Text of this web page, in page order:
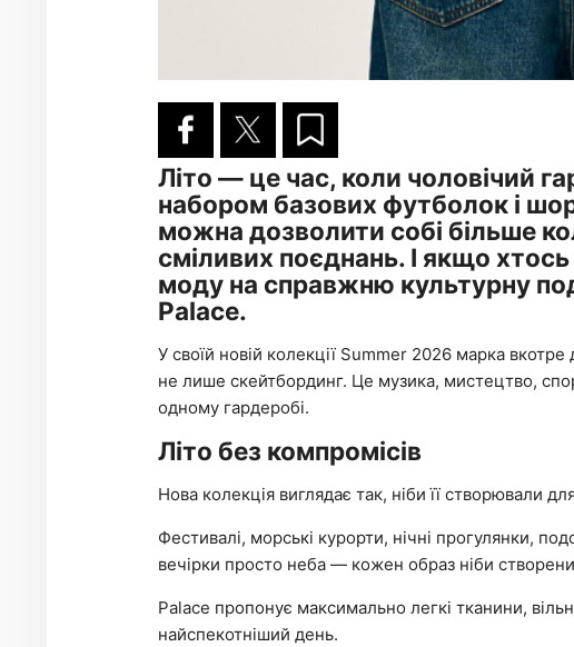
Літо — це час, коли чоловічий
набором базових футболок і
можна дозволити собі більше
сміливих поєднань. І якщо
моду на справжню культурну
Palace.
У своїй новій колекції Summer 2026 марка
не лише скейтбординг. Це музика, мистецтво,
одному гардеробі.
Літо без компромісів
Нова колекція виглядає так, ніби її створювали
Фестивалі, морські курорти, нічні прогулянки,
вечірки просто неба — кожен образ ніби
Palace пропонує максимально легкі тканини,
найспекотніший день.